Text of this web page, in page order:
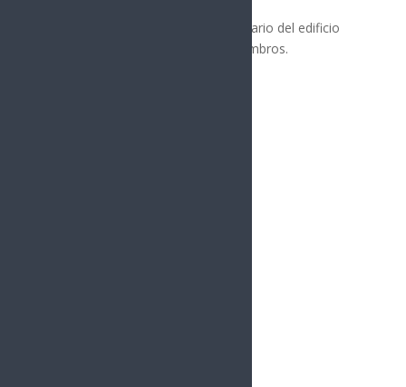
Las autoridades buscarán al propietario del edificio
para proceder con el retiro de escombros.